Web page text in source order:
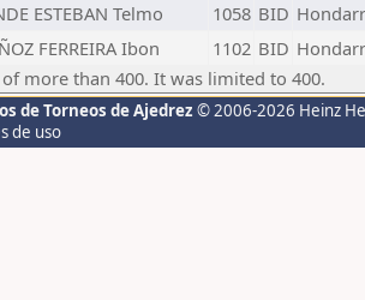
ESTEBAN Telmo 1058 BID
FERREIRA Ibon 1102 BID
more than 400. It was limited to 400.
de Torneos de Ajedrez © 2006-2026 Heinz
de uso